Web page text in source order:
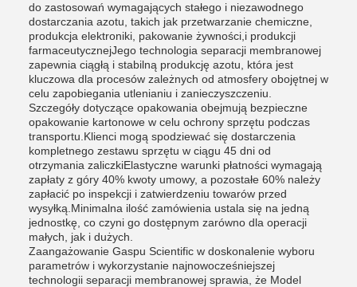
do zastosowań wymagających stałego i niezawodnego
dostarczania azotu, takich jak przetwarzanie chemiczne,
produkcja elektroniki, pakowanie żywności,i produkcji
farmaceutycznejJego technologia separacji membranowej
zapewnia ciągłą i stabilną produkcję azotu, która jest
kluczowa dla procesów zależnych od atmosfery obojętnej w
celu zapobiegania utlenianiu i zanieczyszczeniu.
Szczegóły dotyczące opakowania obejmują bezpieczne
opakowanie kartonowe w celu ochrony sprzętu podczas
transportu.Klienci mogą spodziewać się dostarczenia
kompletnego zestawu sprzętu w ciągu 45 dni od
otrzymania zaliczkiElastyczne warunki płatności wymagają
zapłaty z góry 40% kwoty umowy, a pozostałe 60% należy
zapłacić po inspekcji i zatwierdzeniu towarów przed
wysyłką.Minimalna ilość zamówienia ustala się na jedną
jednostkę, co czyni go dostępnym zarówno dla operacji
małych, jak i dużych.
Zaangażowanie Gaspu Scientific w doskonalenie wyboru
parametrów i wykorzystanie najnowocześniejszej
technologii separacji membranowej sprawia, że Model